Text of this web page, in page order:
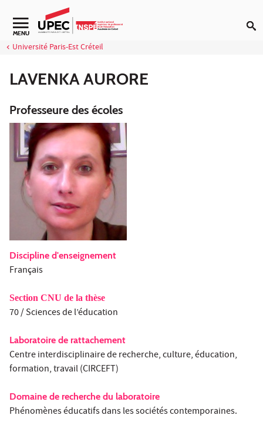
Aller au contenu
Navigation secondaire
MENU
Université Paris-Est Créteil
LAVENKA AURORE
Professeure des écoles
Discipline d'enseignement
Français
Section CNU de la thèse
70 / Sciences de l’éducation
Laboratoire de rattachement
Centre interdisciplinaire de recherche, culture, éducation,
formation, travail (CIRCEFT)
Domaine de recherche du laboratoire
Phénomènes éducatifs dans les sociétés contemporaines.